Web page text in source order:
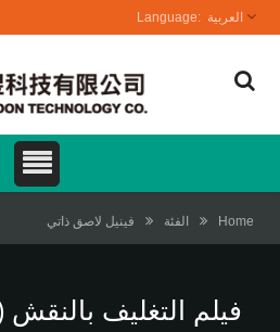
العربية
Home الفئة فينيل لاصق ذاتي
فيلم التغليف بالنقش